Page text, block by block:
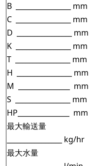
B ________________ mm
C ________________ mm
D ________________ mm
K ________________ mm
T ________________ mm
H ________________ mm
M _______________ mm
S ________________ mm
HP _______________ mm
最大輸送量
________________ kg/hr
最大水量